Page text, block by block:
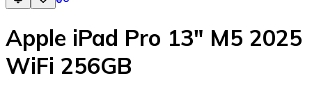
Apple iPad Pro 13" M5 2025
WiFi 256GB